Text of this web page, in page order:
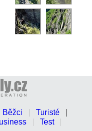
Běžci
Turisté
Test